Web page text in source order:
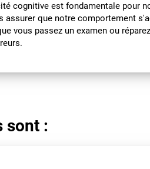
cognitive est fondamentale pour
assurer que notre comportement
vous passez un examen ou
sont :